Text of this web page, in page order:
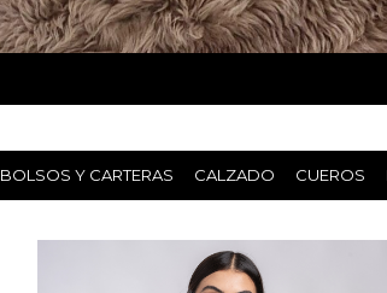
BOLSOS Y CARTERAS CALZADO CUEROS